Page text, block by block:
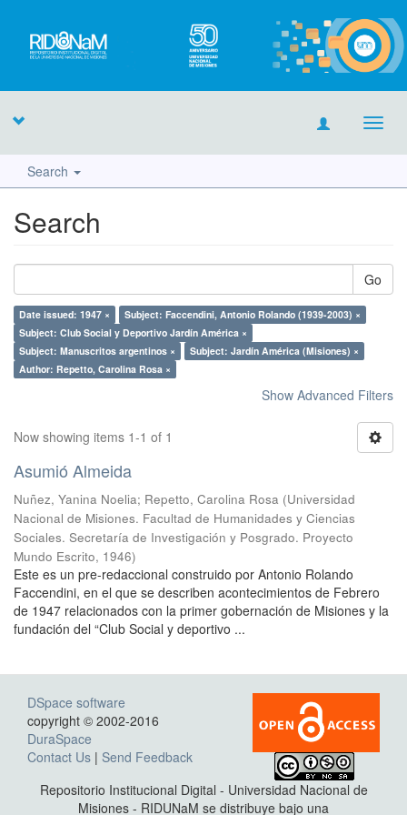
Search
Search
Go
Date issued: 1947 ×
Subject: Faccendini, Antonio Rolando (1939-2003) ×
Subject: Club Social y Deportivo Jardín América ×
Subject: Manuscritos argentinos ×
Subject: Jardín América (Misiones) ×
Author: Repetto, Carolina Rosa ×
Show Advanced Filters
Now showing items 1-1 of 1
Asumió Almeida
Nuñez, Yanina Noelia; Repetto, Carolina Rosa (Universidad
Nacional de Misiones. Facultad de Humanidades y Ciencias
Sociales. Secretaría de Investigación y Posgrado. Proyecto
Mundo Escrito, 1946)
Este es un pre-redaccional construido por Antonio Rolando
Faccendini, en el que se describen acontecimientos de Febrero
de 1947 relacionados con la primer gobernación de Misiones y la
fundación del “Club Social y deportivo ...
DSpace software
copyright © 2002-2016
DuraSpace
Contact Us | Send Feedback
Repositorio Institucional Digital - Universidad Nacional de
Misiones - RIDUNaM se distribuye bajo una